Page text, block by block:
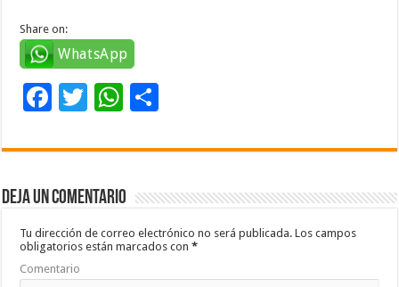
Share on:
WhatsApp
F
e
b
o
o
k
T
tt
er
W
at
sA
p
p
m
ar
ti
Deja un comentario
Tu dirección de correo electrónico no será publicada. Los campos
obligatorios están marcados con*
Comentario